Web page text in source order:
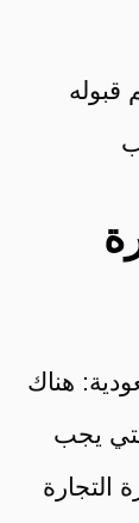
هناك
يجب
التجارة